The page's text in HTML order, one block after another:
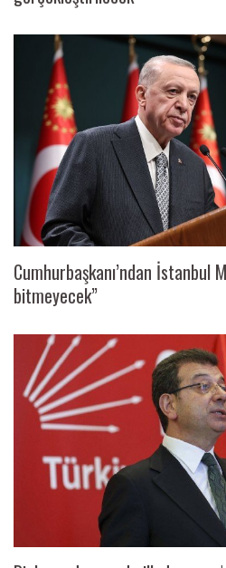
Cumhurbaşkanı’ndan İstanbul
bitmeyecek”